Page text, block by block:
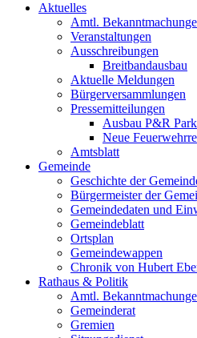
Aktuelles
Amtl.
Veranstaltungen
Ausschreibungen
Breitbandausbau
Aktuelle Meldungen
Bürgerversammlungen
Pressemitteilungen
Ausbau P&R
Neue
Amtsblatt
Gemeinde
Geschichte der
Bürgermeister der
Gemeindedaten und
Gemeindeblatt
Ortsplan
Gemeindewappen
Chronik von Hubert
Rathaus & Politik
Amtl.
Gemeinderat
Gremien